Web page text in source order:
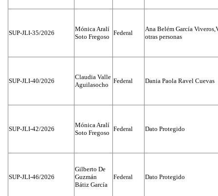
SUP-JLI-35/2026
Mónica Aralí
Soto Fregoso
Federal
Ana Belém García
otras personas
SUP-JLI-40/2026
Claudia Valle
Aguilasocho
Federal Dania Paola Ravel Cuevas
SUP-JLI-42/2026
Mónica Aralí
Soto Fregoso
Federal Dato Protegido
SUP-JLI-46/2026
Gilberto De
Guzmán
Bátiz García
Federal Dato Protegido